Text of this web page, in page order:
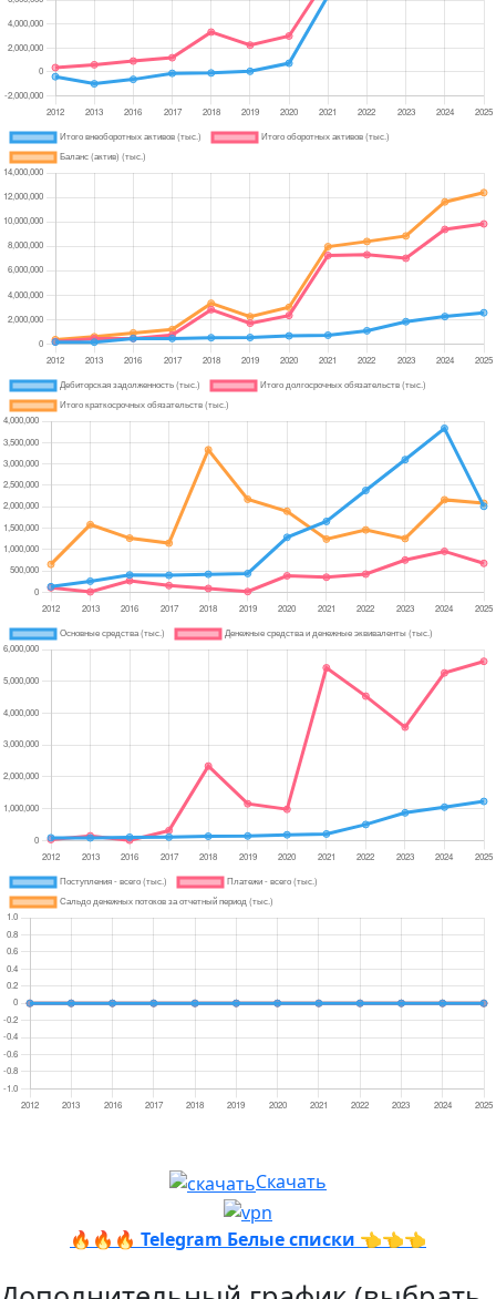
Скачать
🔥🔥🔥 Telegram Белые списки 👈👈👈